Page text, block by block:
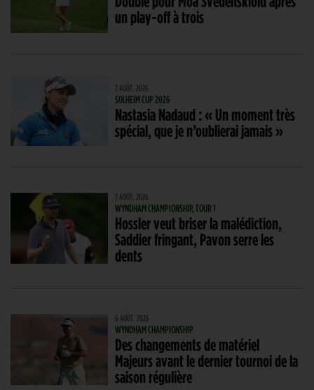
un play-off à trois
7 AOÛT. 2026
SOLHEIM CUP 2026
Nastasia Nadaud : « Un moment très
spécial, que je n’oublierai jamais »
7 AOÛT. 2026
WYNDHAM CHAMPIONSHIP, TOUR 1
Hossler veut briser la malédiction,
Saddier fringant, Pavon serre les
dents
6 AOÛT. 2026
WYNDHAM CHAMPIONSHIP
Des changements de matériel
Majeurs avant le dernier tournoi de la
saison régulière